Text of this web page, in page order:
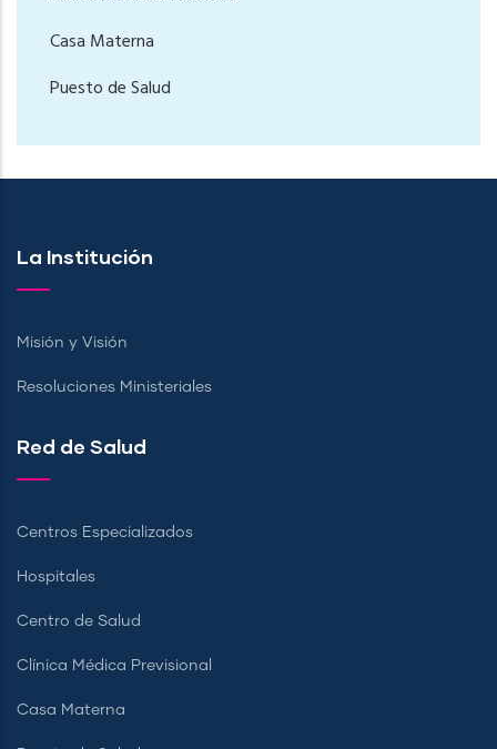
Casa Materna
Puesto de Salud
La Institución
Misión y Visión
Resoluciones Ministeriales
Red de Salud
Centros Especializados
Hospitales
Centro de Salud
Clínica Médica Previsional
Casa Materna